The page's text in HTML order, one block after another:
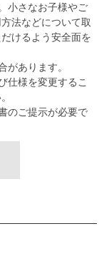
小さなお子様やご
法などについて取
けるよう安全面を
あります。
仕様を変更するこ
のご提示が必要で